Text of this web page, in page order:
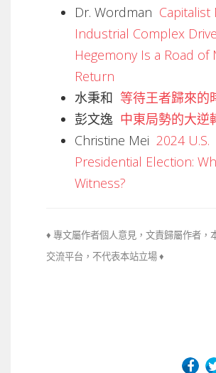
Dr. Wordman Capitalist
Industrial Complex
Hegemony Is a Road of
Return
水秉和 等待王者歸來的
​彭文逸 中東局勢的大逆
Christine Mei 2024 U.S.
Presidential Election:
Witness?
♦ 專文屬作者個人意見，文責歸屬作者，
交流平台，不代表本站立場 ♦